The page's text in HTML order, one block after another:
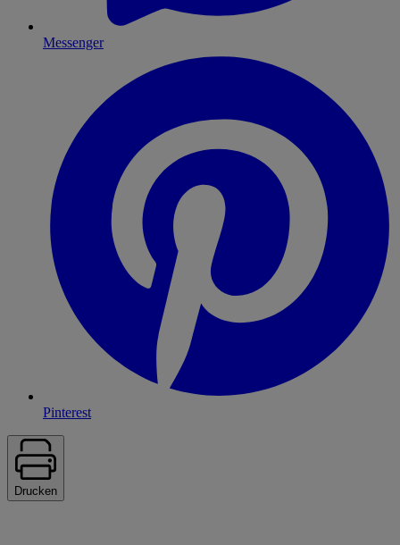
Messenger
Pinterest
Drucken